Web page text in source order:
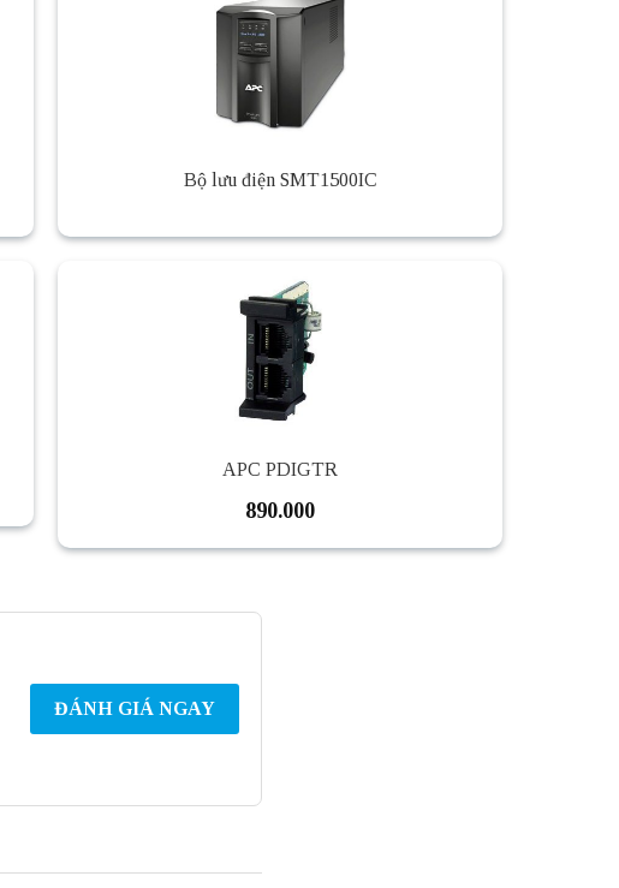
Bộ lưu điện SMT1500IC
APC PDIGTR
890.000
ĐÁNH GIÁ NGAY